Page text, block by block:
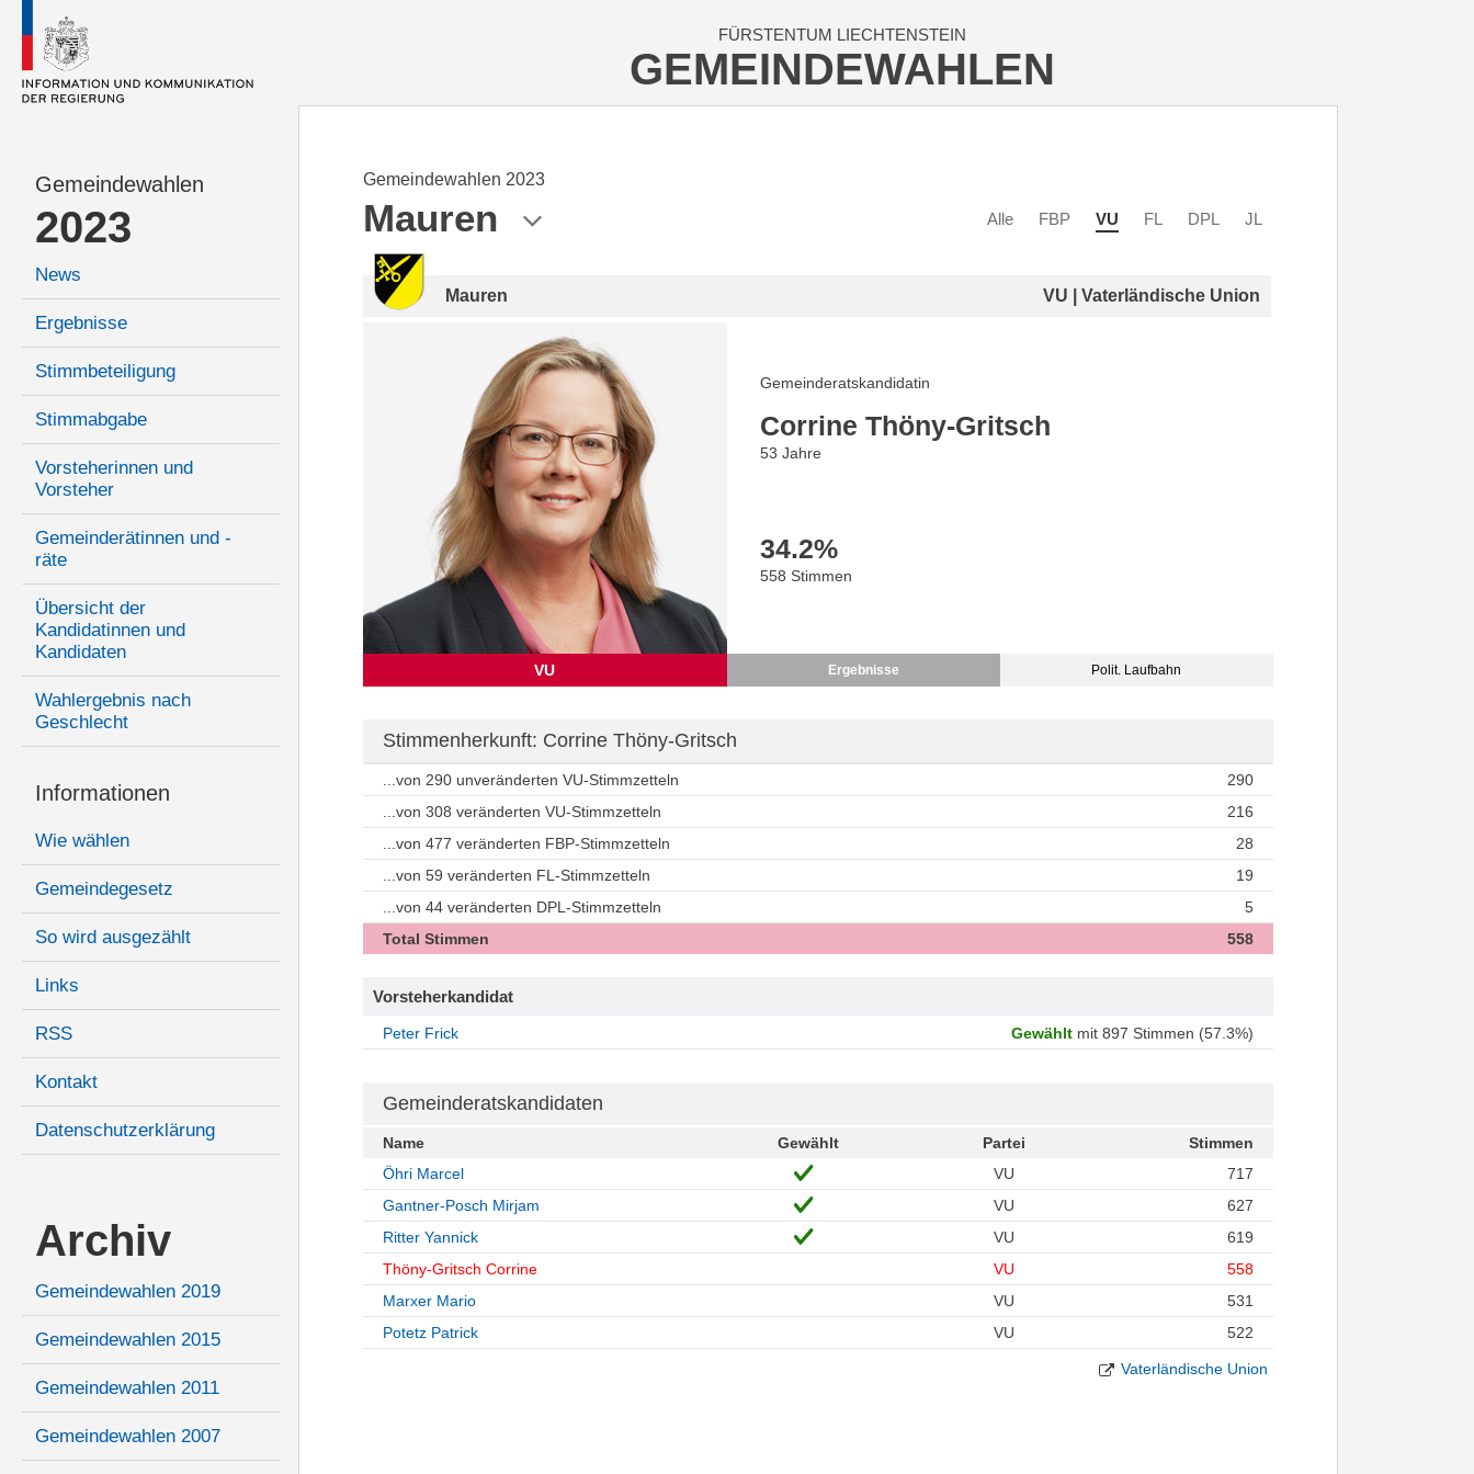
FÜRSTENTUM LIECHTENSTEIN
GEMEINDEWAHLEN
Gemeindewahlen
2023
News
Ergebnisse
Stimmbeteiligung
Stimmabgabe
Vorsteherinnen und
Vorsteher
Gemeinderätinnen und -
räte
Übersicht der
Kandidatinnen und
Kandidaten
Wahlergebnis nach
Geschlecht
Informationen
Wie wählen
Gemeindegesetz
So wird ausgezählt
Links
RSS
Kontakt
Datenschutzerklärung
Archiv
Gemeindewahlen 2019
Gemeindewahlen 2015
Gemeindewahlen 2011
Gemeindewahlen 2007
Gemeindewahlen 2023
Mauren Alle FBP VU FL DPL JL
Mauren VU | Vaterländische Union
VU
Gemeinderatskandidatin
Corrine Thöny-Gritsch
53 Jahre
34.2%
558 Stimmen
Ergebnisse Polit. Laufbahn
Stimmenherkunft: Corrine Thöny-Gritsch
...von 290 unveränderten VU-Stimmzetteln
290
...von 308 veränderten VU-Stimmzetteln
216
...von 477 veränderten FBP-Stimmzetteln
28
...von 59 veränderten FL-Stimmzetteln
19
...von 44 veränderten DPL-Stimmzetteln
5
Total Stimmen
558
Vorsteherkandidat
Peter Frick Gewähltmit 897 Stimmen (57.3%)
Gemeinderatskandidaten
Name Gewählt Partei
Stimmen
Öhri Marcel
VU
717
Gantner-Posch Mirjam
VU
627
Ritter Yannick
VU
619
Thöny-Gritsch Corrine
VU
558
Marxer Mario
VU
531
Potetz Patrick
VU 522
Vaterländische Union